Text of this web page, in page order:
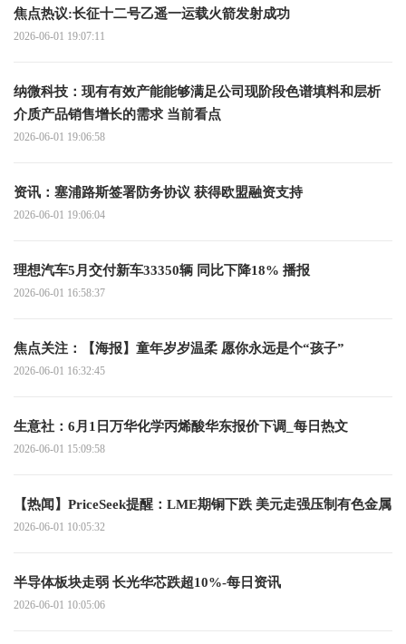
焦点热议:长征十二号乙遥一运载火箭发射成功
2026-06-01 19:07:11
纳微科技：现有有效产能能够满足公司现阶段色谱填料和层析
介质产品销售增长的需求 当前看点
2026-06-01 19:06:58
资讯：塞浦路斯签署防务协议 获得欧盟融资支持
2026-06-01 19:06:04
理想汽车5月交付新车33350辆 同比下降18% 播报
2026-06-01 16:58:37
焦点关注：【海报】童年岁岁温柔 愿你永远是个“孩子”
2026-06-01 16:32:45
生意社：6月1日万华化学丙烯酸华东报价下调_每日热文
2026-06-01 15:09:58
【热闻】PriceSeek提醒：LME期铜下跌 美元走强压制有色金属
2026-06-01 10:05:32
半导体板块走弱 长光华芯跌超10%-每日资讯
2026-06-01 10:05:06